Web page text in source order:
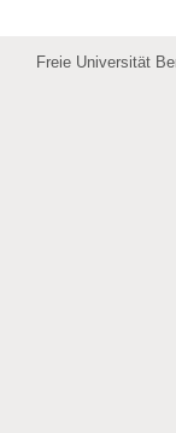
Freie Universität